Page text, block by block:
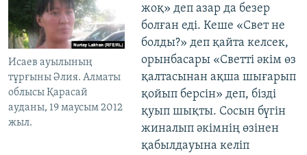
Исаев ауылының
тұрғыны Әлия. Алматы
облысы Қарасай
ауданы, 19 маусым 2012
жыл.
жоқ» деп азар да безер
болған еді. Кеше «Свет не
болды?» деп қайта келсек,
орынбасары «Светті әкім өз
қалтасынан ақша шығарып
қойып берсін» деп, бізді
қуып шықты. Сосын бүгін
жиналып әкімнің өзінен
қабылдауына келіп